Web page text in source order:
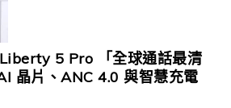
5 Pro 「全球通話最清
晶片、ANC 4.0 與智慧充電